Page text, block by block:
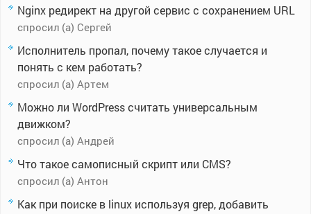
Nginx редирект на другой сервис с сохранением URL
спросил (а) Сергей
Исполнитель пропал, почему такое случается и
понять с кем работать?
спросил (а) Артем
Можно ли WordPress считать универсальным
движком?
спросил (а) Андрей
Что такое самописный скрипт или CMS?
спросил (а) Антон
Как при поиске в linux используя grep, добавить